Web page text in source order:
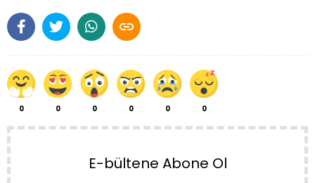

0 0 0 0 0 0
E-bültene Abone Ol